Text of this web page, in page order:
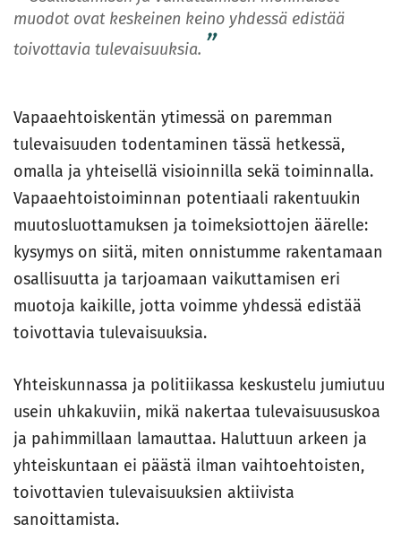
muodot ovat keskeinen keino yhdessä edistää
toivottavia tulevaisuuksia.
Vapaaehtoiskentän ytimessä on paremman
tulevaisuuden todentaminen tässä hetkessä,
omalla ja yhteisellä visioinnilla sekä toiminnalla.
Vapaaehtoistoiminnan potentiaali rakentuukin
muutosluottamuksen ja toimeksiottojen äärelle:
kysymys on siitä, miten onnistumme rakentamaan
osallisuutta ja tarjoamaan vaikuttamisen eri
muotoja kaikille, jotta voimme yhdessä edistää
toivottavia tulevaisuuksia.
Yhteiskunnassa ja politiikassa keskustelu jumiutuu
usein uhkakuviin, mikä nakertaa tulevaisuususkoa
ja pahimmillaan lamauttaa. Haluttuun arkeen ja
yhteiskuntaan ei päästä ilman vaihtoehtoisten,
toivottavien tulevaisuuksien aktiivista
sanoittamista.